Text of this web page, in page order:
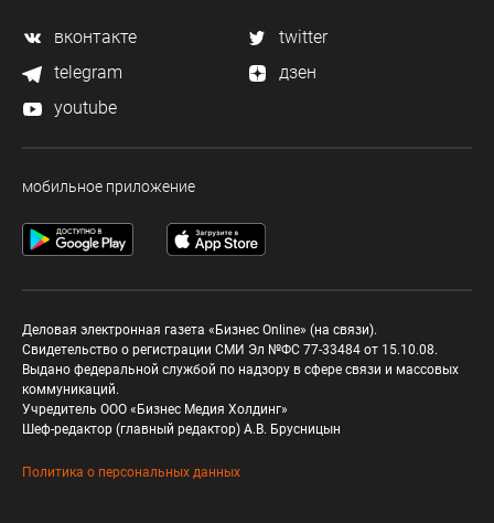
вконтакте
twitter
telegram
дзен
youtube
мобильное приложение
Деловая электронная газета «Бизнес Online» (на связи).
Свидетельство о регистрации СМИ Эл №ФС 77-33484 от 15.10.08.
Выдано федеральной службой по надзору в сфере связи и массовых
коммуникаций.
Учредитель ООО «Бизнес Медия Холдинг»
Шеф-редактор (главный редактор) А.В. Брусницын
Политика о персональных данных